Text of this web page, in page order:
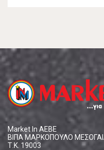
Market In ΑΕΒΕ
ΒΙΠΑ ΜΑΡΚΟΠΟΥΛΟ
Τ.Κ. 19003